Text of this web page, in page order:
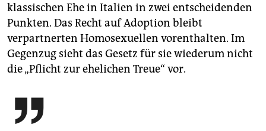
klassischen Ehe in Italien in zwei entscheidenden
Punkten. Das Recht auf Adoption bleibt
verpartnerten Homosexuellen vorenthalten. Im
Gegenzug sieht das Gesetz für sie wiederum nicht
die „Pflicht zur ehelichen Treue“ vor.
